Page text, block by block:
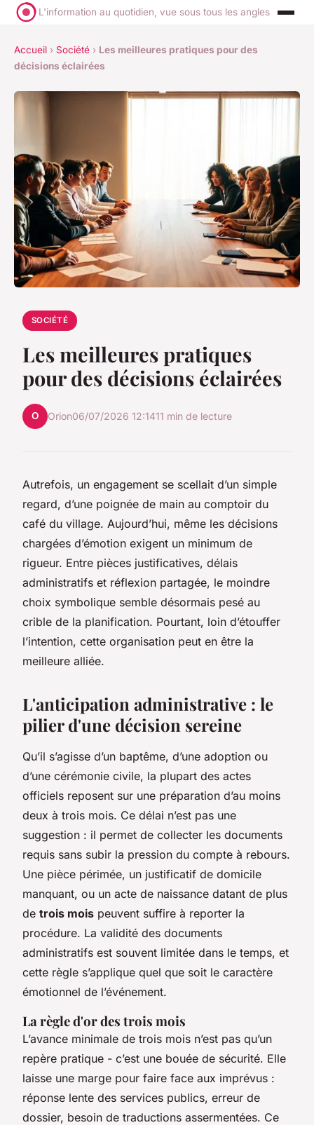
L'information au quotidien, vue sous tous les angles
Accueil › Société › Les meilleures pratiques pour des
décisions éclairées
SOCIÉTÉ
Les meilleures pratiques
pour des décisions éclairées
O Orion06/07/2026 12:1411 min de lecture
Autrefois, un engagement se scellait d’un simple
regard, d’une poignée de main au comptoir du
café du village. Aujourd’hui, même les décisions
chargées d’émotion exigent un minimum de
rigueur. Entre pièces justificatives, délais
administratifs et réflexion partagée, le moindre
choix symbolique semble désormais pesé au
crible de la planification. Pourtant, loin d’étouffer
l’intention, cette organisation peut en être la
meilleure alliée.
L'anticipation administrative : le
pilier d'une décision sereine
Qu’il s’agisse d’un baptême, d’une adoption ou
d’une cérémonie civile, la plupart des actes
officiels reposent sur une préparation d’au moins
deux à trois mois. Ce délai n’est pas une
suggestion : il permet de collecter les documents
requis sans subir la pression du compte à rebours.
Une pièce périmée, un justificatif de domicile
manquant, ou un acte de naissance datant de plus
de trois mois peuvent suffire à reporter la
procédure. La validité des documents
administratifs est souvent limitée dans le temps, et
cette règle s’applique quel que soit le caractère
émotionnel de l’événement.
La règle d'or des trois mois
L’avance minimale de trois mois n’est pas qu’un
repère pratique - c’est une bouée de sécurité. Elle
laisse une marge pour faire face aux imprévus :
réponse lente des services publics, erreur de
dossier, besoin de traductions assermentées. Ce